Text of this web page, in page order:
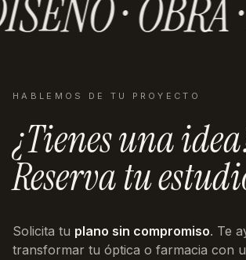
·
HABLEMOS DE TU PROYECTO
¿Tienes una
Reserva tu
Solicita tu plano sin compromiso. Te
transformar tu óptica o farmacia con